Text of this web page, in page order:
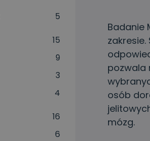
5
15
9
3
4
16
6
Badanie
pozwala
osób
mózg.